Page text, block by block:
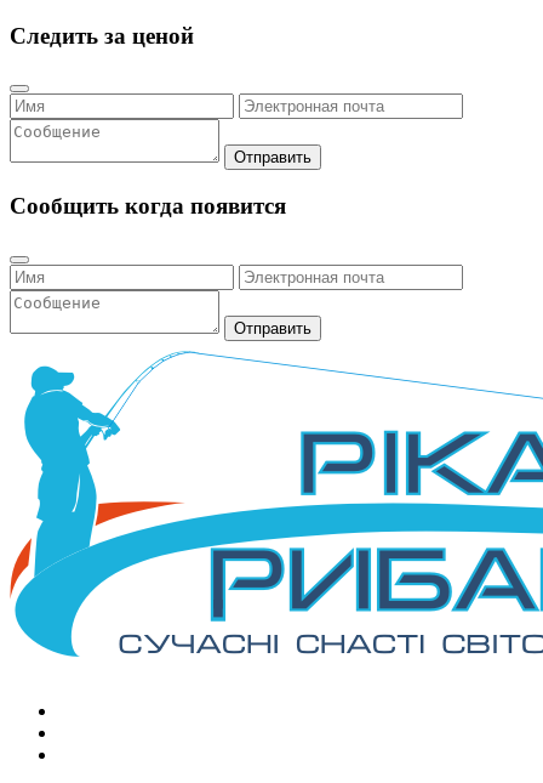
Следить за ценой
Отправить
Сообщить когда появится
Отправить